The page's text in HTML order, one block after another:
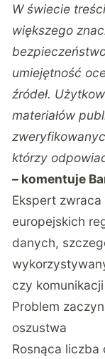
W świecie
większego
umiejętność
źródeł.
materiałów
którzy
– komentuje
Ekspert
europejskich
danych,
czy
Problem
oszustwa
Rosnąca liczba